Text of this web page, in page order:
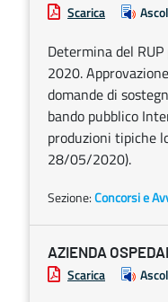
Scarica
Determina del
2020.
domande di
bando pubblico
produzioni tipiche
28/05/2020).
Sezione:Concorsi e
AZIENDA
Scarica